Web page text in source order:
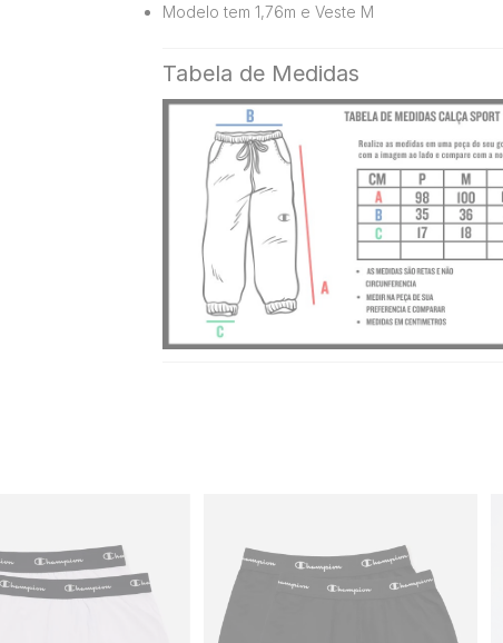
Modelo tem 1,76m e Veste M
Tabela de Medidas